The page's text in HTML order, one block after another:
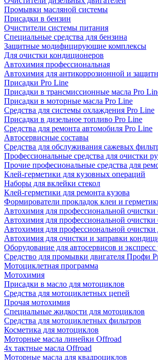
Промывки масляной системы
Присадки в бензин
Очистители системы питания
Специальные срeдства для бензина
Защитные модифицирующие комплексы
Для очистки кондиционеров
Автохимия профессиональная
Автохимия для антикоррозионной и
Присадки Pro Line
Присадки в трансмиссионные масла Pro
Присадки в моторные масла Pro Line
Средства для системы охлаждения Pro Line
Присадки в дизельное топливо Pro Line
Средства для ремонта автомобиля Pro Line
Автосервисные составы
Средства для обслуживания сажевых
Профессиональные средства для очистки
Прочие професиональные средства для
Клей-герметики для кузовных операций
Наборы для вклейки стекол
Клей-герметики для ремонта кузова
Формирователи прокладок клеи и
Автохимия для профессиональной
Автохимия для профессиональной
Автохимия для профессиональной
Автохимия для очистки и заправки
Оборудование для автосервисов и экспресс
Средство для промывки двигателя Профи
Мотоциклетная программа
Мотохимия
Присадки в масло для мотоциклов
Средства для мотоциклетных цепей
Прочая мотохимия
Специальные жидкости для мотоциклов
Средства для мотоциклетных фильтров
Косметика для мотоциклов
Моторные масла линейки Offroad
4х тактные масла Offroad
Моторные масла для квадроциклов